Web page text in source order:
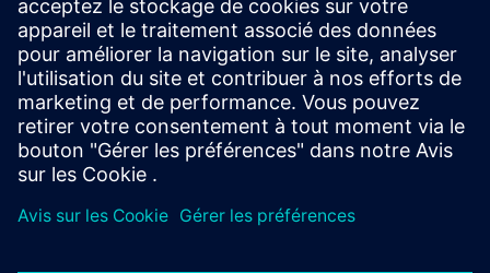
Theorievorträgen und praktischen Übungen vollumfänglich und
praxisnah die in den Lernzielen beschriebenen Trainingsinhalte.
Im virtuellen Klassenzimmer steht Ihnen der SITRAIN
Lernbegleiter jederzeit für Fragen, Erklärungen und
Fachgespräche zur Verfügung. Dies gilt auch während den
individuellen praktischen Übungen. Diese werden im Virtual Lab
oder remote an unseren Trainingsgeräten durchgeführt.